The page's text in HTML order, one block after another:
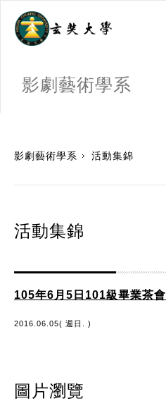
影劇藝術學系
影劇藝術學系 活動集錦
活動集錦
105年6月5日101級畢業茶會
2016.06.05( 週日. )
圖片瀏覽